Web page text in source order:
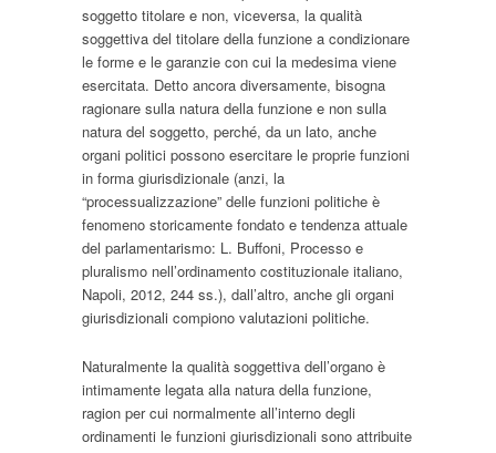
soggetto titolare e non, viceversa, la qualità
soggettiva del titolare della funzione a condizionare
le forme e le garanzie con cui la medesima viene
esercitata. Detto ancora diversamente, bisogna
ragionare sulla natura della funzione e non sulla
natura del soggetto, perché, da un lato, anche
organi politici possono esercitare le proprie funzioni
in forma giurisdizionale (anzi, la
“processualizzazione” delle funzioni politiche è
fenomeno storicamente fondato e tendenza attuale
del parlamentarismo: L. Buffoni, Processo e
pluralismo nell’ordinamento costituzionale italiano,
Napoli, 2012, 244 ss.), dall’altro, anche gli organi
giurisdizionali compiono valutazioni politiche.
Naturalmente la qualità soggettiva dell’organo è
intimamente legata alla natura della funzione,
ragion per cui normalmente all’interno degli
ordinamenti le funzioni giurisdizionali sono attribuite